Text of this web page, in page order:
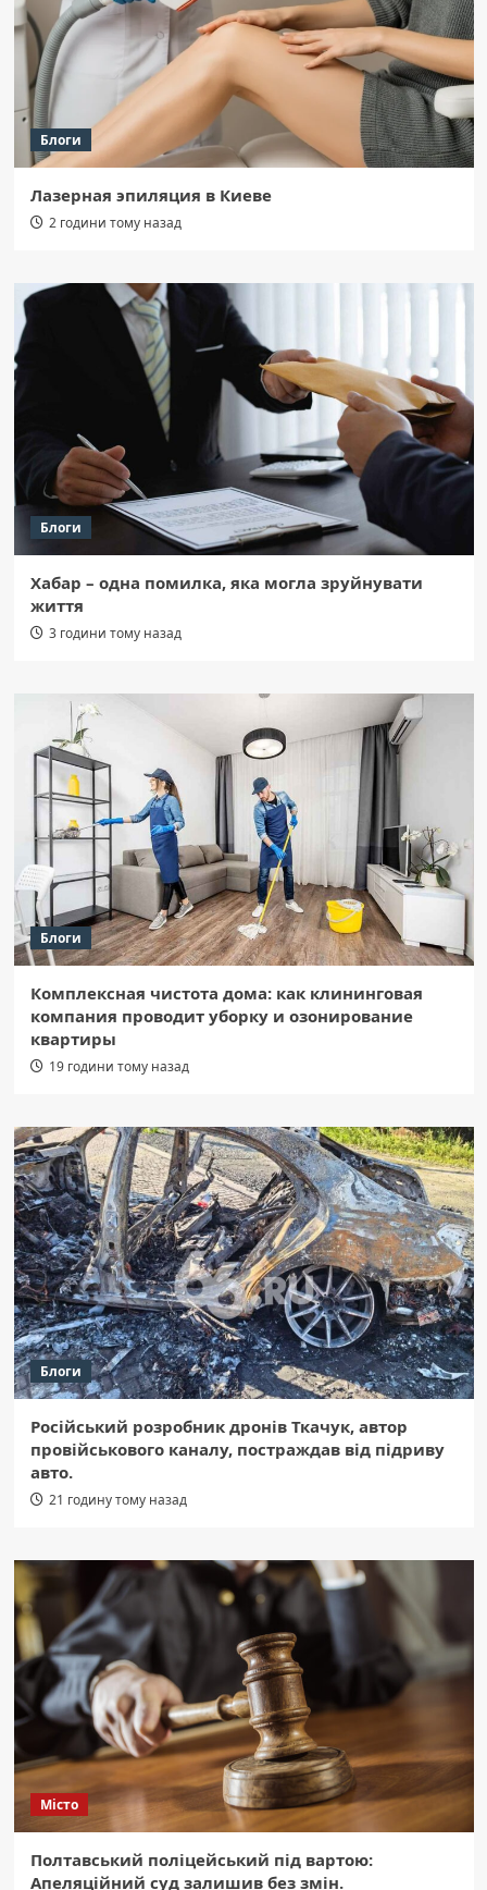
Блоги
Лазерная эпиляция в Киеве
2 години тому назад
Блоги
Хабар – одна помилка, яка могла зруйнувати
життя
3 години тому назад
Блоги
Комплексная чистота дома: как клининговая
компания проводит уборку и озонирование
квартиры
19 години тому назад
Блоги
Російський розробник дронів Ткачук, автор
провійськового каналу, постраждав від підриву
авто.
21 годину тому назад
Місто
Полтавський поліцейський під вартою:
Апеляційний суд залишив без змін.